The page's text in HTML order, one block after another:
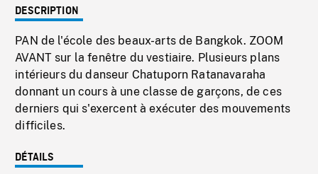
DESCRIPTION
PAN de l'école des beaux-arts de Bangkok. ZOOM
AVANT sur la fenêtre du vestiaire. Plusieurs plans
intérieurs du danseur Chatuporn Ratanavaraha
donnant un cours à une classe de garçons, de ces
derniers qui s'exercent à exécuter des mouvements
difficiles.
DÉTAILS